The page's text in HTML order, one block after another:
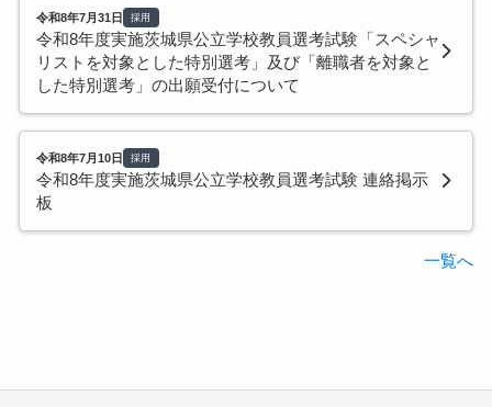
令和8年7月31日 採用
令和8年度実施茨城県公立学校教員選考試験「スペシャ
リストを対象とした特別選考」及び「離職者を対象と
した特別選考」の出願受付について
令和8年7月10日 採用
令和8年度実施茨城県公立学校教員選考試験 連絡掲示
板
一覧へ